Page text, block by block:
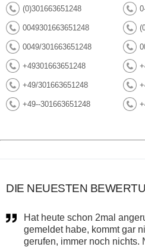
(0)301663651248
0049301663651248
0049/301663651248
+49301663651248
+49/301663651248
+49--301663651248
DIE NEUESTEN
Hat heute schon 2mal angerufen. Nachdem ich mit
gemeldet habe, kommt gar
gerufen, immer noch nichts.